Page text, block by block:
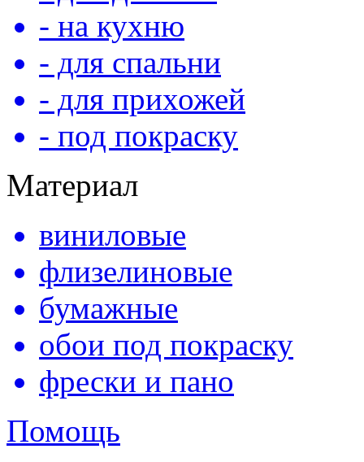
- на кухню
- для спальни
- для прихожей
- под покраску
Материал
виниловые
флизелиновые
бумажные
обои под покраску
фрески и пано
Помощь